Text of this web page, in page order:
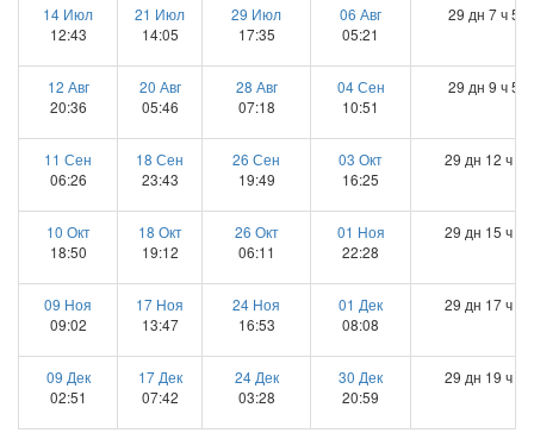
14 Июл
12:43
21 Июл
14:05
29 Июл
17:35
06 Авг
05:21
29 дн 7 ч 53
12 Авг
20:36
20 Авг
05:46
28 Авг
07:18
04 Сен
10:51
29 дн 9 ч 50
11 Сен
06:26
18 Сен
23:43
26 Сен
19:49
03 Окт
16:25
29 дн 12 ч
10 Окт
18:50
18 Окт
19:12
26 Окт
06:11
01 Ноя
22:28
29 дн 15 ч
09 Ноя
09:02
17 Ноя
13:47
24 Ноя
16:53
01 Дек
08:08
29 дн 17 ч
09 Дек
02:51
17 Дек
07:42
24 Дек
03:28
30 Дек
20:59
29 дн 19 ч